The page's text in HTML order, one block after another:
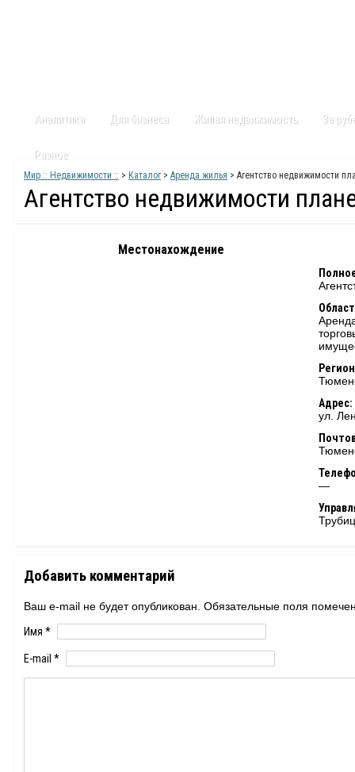
Аналитика Для бизнеса Жилая недвижимость За
Разное
Мир :: Недвижимости :: > Каталог> Аренда жилья > Агентство недвижимости
Агентство недвижимости
Местонахождение
Адрес:
ул.
—
Добавить комментарий
Ваш e-mail не будет опубликован. Обязательные поля
Имя *
E-mail *